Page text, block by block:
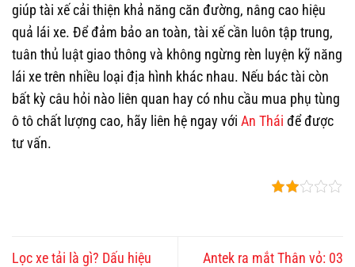
giúp tài xế cải thiện khả năng căn đường, nâng cao hiệu
quả lái xe. Để đảm bảo an toàn, tài xế cần luôn tập trung,
tuân thủ luật giao thông và không ngừng rèn luyện kỹ năng
lái xe trên nhiều loại địa hình khác nhau. Nếu bác tài còn
bất kỳ câu hỏi nào liên quan hay có nhu cầu mua phụ tùng
ô tô chất lượng cao, hãy liên hệ ngay với An Thái để được
tư vấn.
Lọc xe tải là gì? Dấu hiệu
Antek ra mắt Thân vỏ: 03